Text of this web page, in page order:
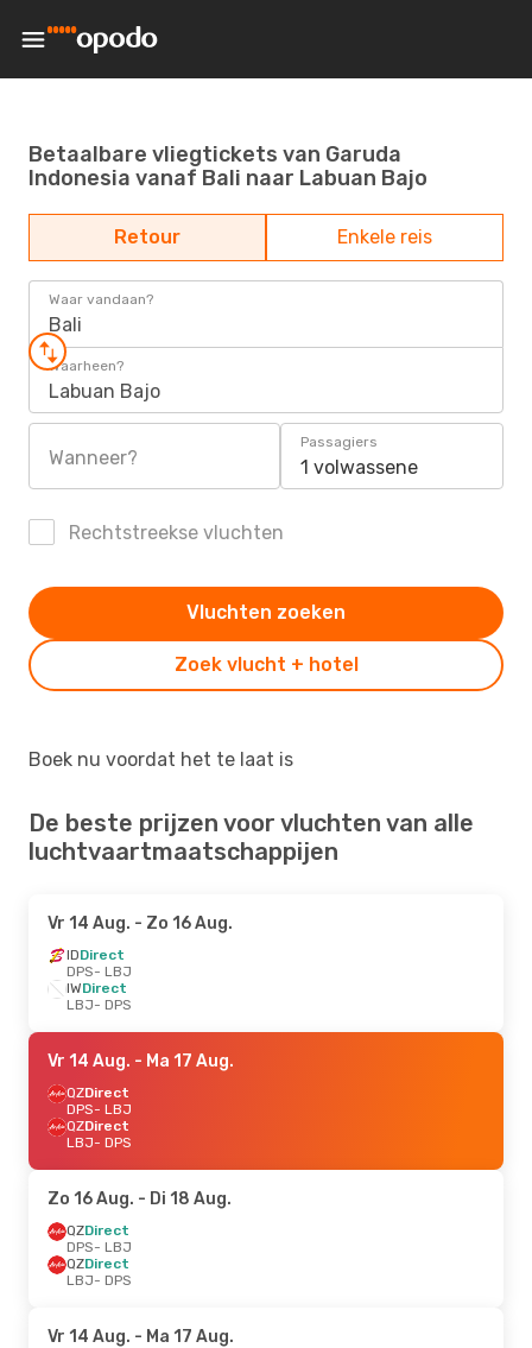
Betaalbare vliegtickets van Garuda
Indonesia vanaf Bali naar Labuan Bajo
Retour Enkele reis
Waar vandaan?
Bali
Waarheen?
Labuan Bajo
Wanneer?
Passagiers
1 volwassene
Rechtstreekse vluchten
Zoek vlucht + hotel
Vluchten zoeken
Boek nu voordat het te laat is
De beste prijzen voor vluchten van alle
luchtvaartmaatschappijen
Vr 14 Aug. - Zo 16 Aug.
IDDirect
DPS- LBJ
IWDirect
LBJ- DPS
Vr 14 Aug. - Ma 17 Aug.
QZDirect
DPS- LBJ
QZDirect
LBJ- DPS
Zo 16 Aug. - Di 18 Aug.
QZDirect
DPS- LBJ
QZDirect
LBJ- DPS
Vr 14 Aug. - Ma 17 Aug.